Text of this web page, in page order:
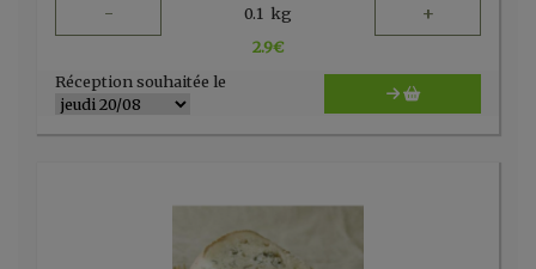
- 0.1 kg +
2.9€
Réception souhaitée le